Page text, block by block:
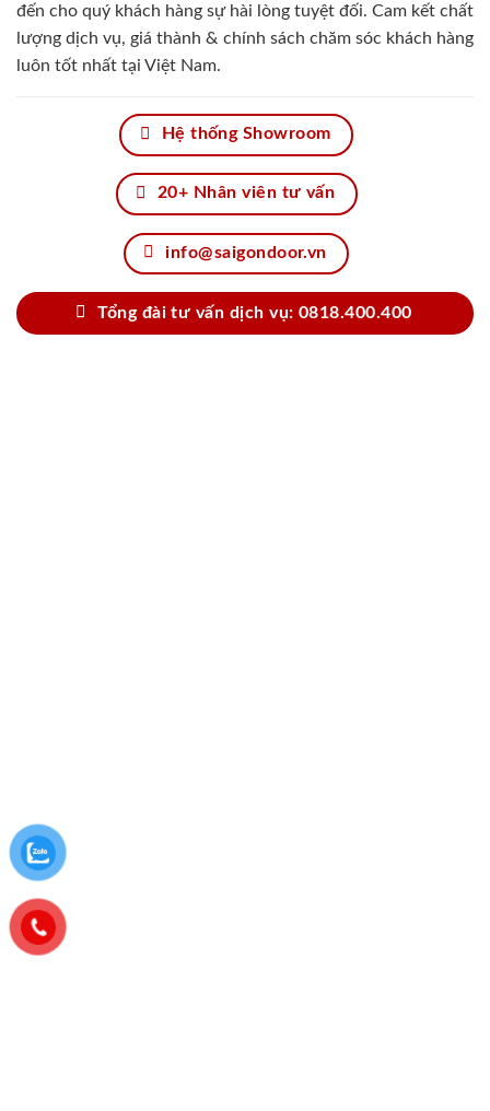
đến cho quý khách hàng sự hài lòng tuyệt đối. Cam kết chất
lượng dịch vụ, giá thành & chính sách chăm sóc khách hàng
luôn tốt nhất tại Việt Nam.
Hệ thống Showroom
20+ Nhân viên tư vấn
info@saigondoor.vn
Tổng đài tư vấn dịch vụ: 0818.400.400